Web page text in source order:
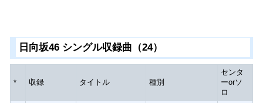
日向坂46 シングル収録曲（24）
* 収録 タイトル 種別
センタ
ーorソ
ロ